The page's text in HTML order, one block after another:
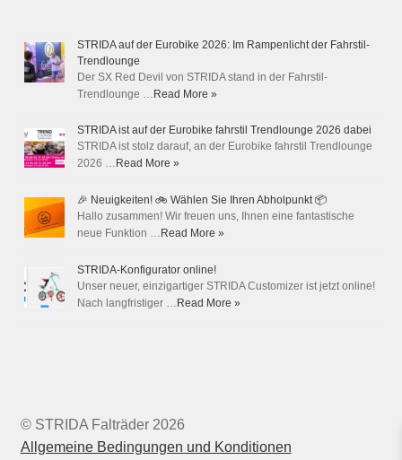
STRIDA auf der Eurobike 2026: Im Rampenlicht der Fahrstil-
Trendlounge
Der SX Red Devil von STRIDA stand in der Fahrstil-
Trendlounge … Read More »
STRIDA ist auf der Eurobike fahrstil Trendlounge 2026 dabei
STRIDA ist stolz darauf, an der Eurobike fahrstil Trendlounge
2026 … Read More »
🎉 Neuigkeiten! 🚲 Wählen Sie Ihren Abholpunkt 📦
Hallo zusammen! Wir freuen uns, Ihnen eine fantastische
neue Funktion … Read More »
STRIDA-Konfigurator online!
Unser neuer, einzigartiger STRIDA Customizer ist jetzt online!
Nach langfristiger … Read More »
© STRIDA Falträder 2026
Allgemeine Bedingungen und Konditionen